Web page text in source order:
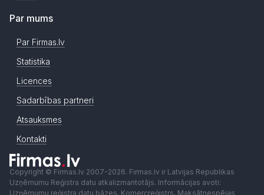
Par mums
Par Firmas.lv
Statistika
Licences
Sadarbības partneri
Atsauksmes
Kontakti
Copyright © Firmas.lv 2007-2026. Firmas.lv ir Latvijas Republikas
Uzņēmumu Reģistra datu atkalizmantotājs. Informācijas avoti:
Uzņēmumu reģistra datu bāzes, Komercreģistrs, Maksātnespējas